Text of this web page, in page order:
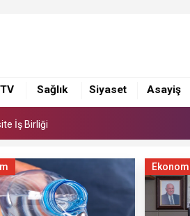
Sağlık Siyaset Asayiş
Macit Koper ve Aydın Sayman’a
Selen, Macit Koper ve Aydın Sayman’a
İş Birliği